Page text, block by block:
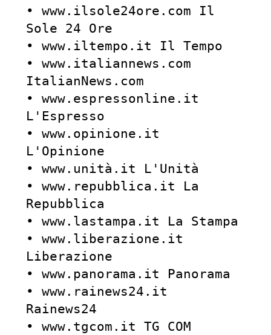
• www.ilsole24ore.com Il
Sole 24 Ore
• www.iltempo.it Il Tempo
• www.italiannews.com
ItalianNews.com
• www.espressonline.it
L'Espresso
• www.opinione.it
L'Opinione
• www.unità.it L'Unità
• www.repubblica.it La
Repubblica
• www.lastampa.it La Stampa
• www.liberazione.it
Liberazione
• www.panorama.it Panorama
• www.rainews24.it
Rainews24
• www.tgcom.it TG COM